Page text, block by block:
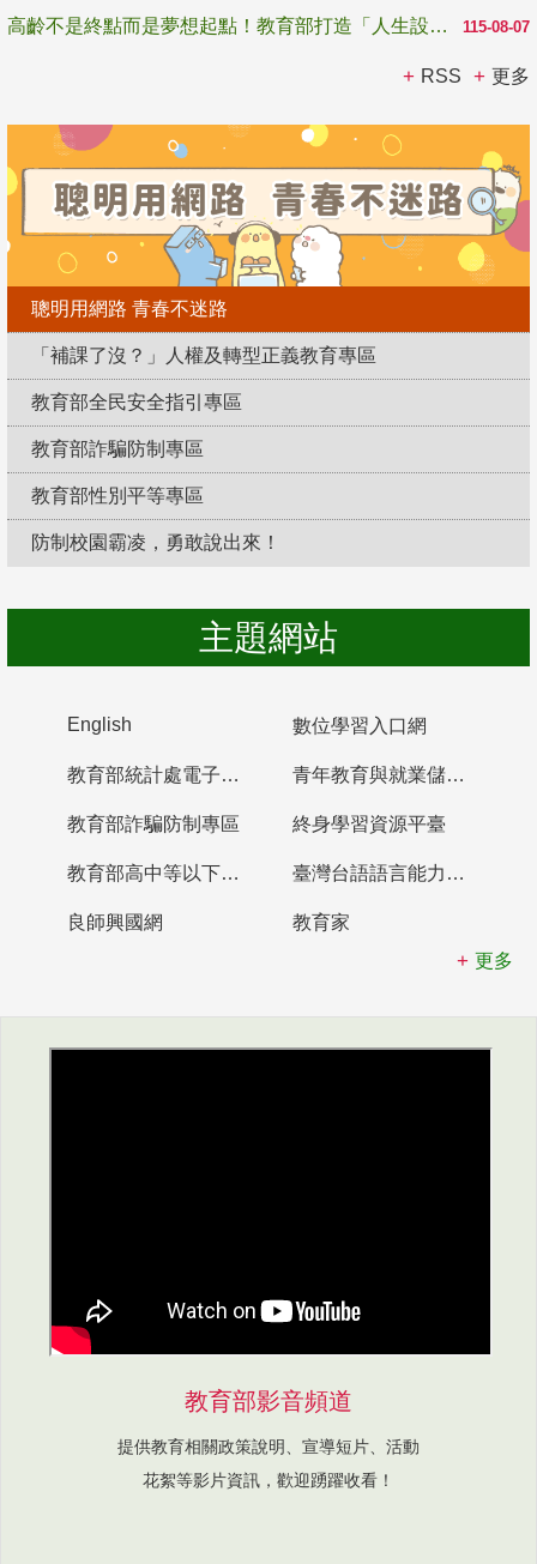
115-08-07
高齡不是終點而是夢想起點！教育部打造「人生設計夢工場」 參展第3屆高齡健康產業博覽會
RSS 更多
聰明用網路 青春不迷路
「補課了沒？」人權及轉型正義教育專區
教育部全民安全指引專區
教育部詐騙防制專區
教育部性別平等專區
防制校園霸凌，勇敢說出來！
主題網站
English 數位學習入口網
教育部統計處電子書櫃 青年教育與就業儲蓄帳戶
教育部詐騙防制專區 終身學習資源平臺
教育部高中等以下學校及幼兒園教師資格檢定考試 臺灣台語語言能力認證網站
良師興國網
教育家
更多
教育部影音頻道
提供教育相關政策說明、宣導短片、活動
花絮等影片資訊，歡迎踴躍收看！